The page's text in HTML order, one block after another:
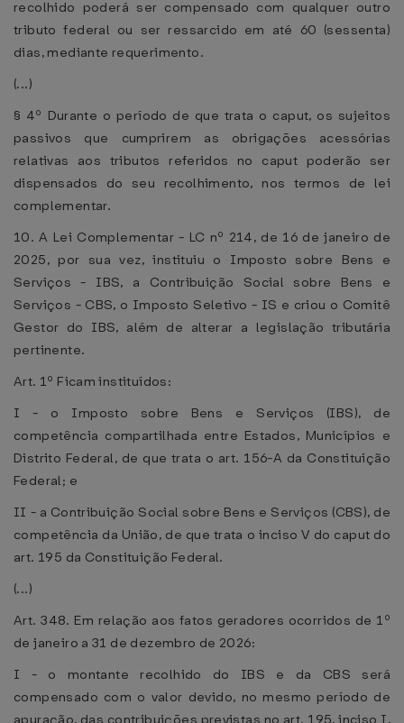
recolhido poderá ser compensado com qualquer outro
tributo federal ou ser ressarcido em até 60 (sessenta)
dias, mediante requerimento.
(...)
§ 4º Durante o período de que trata o caput, os sujeitos
passivos que cumprirem as obrigações acessórias
relativas aos tributos referidos no caput poderão ser
dispensados do seu recolhimento, nos termos de lei
complementar.
10. A Lei Complementar - LC nº 214, de 16 de janeiro de
2025, por sua vez, instituiu o Imposto sobre Bens e
Serviços - IBS, a Contribuição Social sobre Bens e
Serviços - CBS, o Imposto Seletivo - IS e criou o Comitê
Gestor do IBS, além de alterar a legislação tributária
pertinente.
Art. 1º Ficam instituídos:
I - o Imposto sobre Bens e Serviços (IBS), de
competência compartilhada entre Estados, Municípios e
Distrito Federal, de que trata o art. 156-A da Constituição
Federal; e
II - a Contribuição Social sobre Bens e Serviços (CBS), de
competência da União, de que trata o inciso V do caput do
art. 195 da Constituição Federal.
(...)
Art. 348. Em relação aos fatos geradores ocorridos de 1º
de janeiro a 31 de dezembro de 2026:
I - o montante recolhido do IBS e da CBS será
compensado com o valor devido, no mesmo período de
apuração, das contribuições previstas no art. 195, inciso I,